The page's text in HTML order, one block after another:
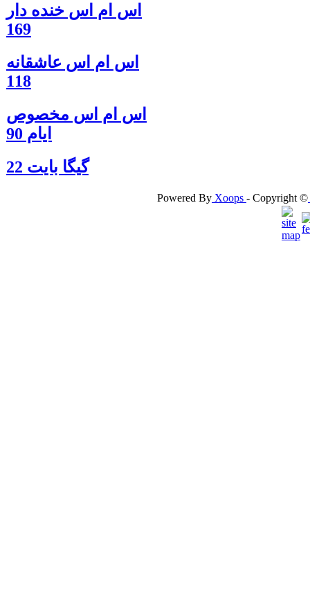
اس ام اس خنده دار
169
اس ام اس عاشقانه
118
اس ام اس مخصوص
ایام 90
گيگا بايت 22
Powered By Xoops - Copyright ©